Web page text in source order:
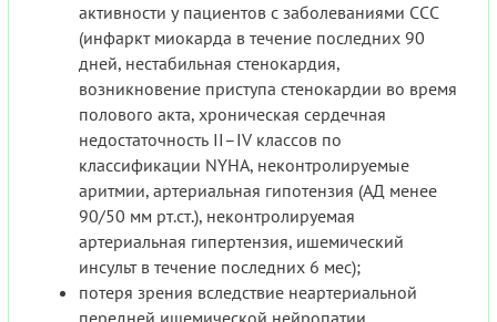
активности у пациентов с заболеваниями ССС
(инфаркт миокарда в течение последних 90
дней, нестабильная стенокардия,
возникновение приступа стенокардии во время
полового акта, хроническая сердечная
недостаточность II–IV классов по
классификации NYHA, неконтролируемые
аритмии, артериальная гипотензия (АД менее
90/50 мм рт.ст.), неконтролируемая
артериальная гипертензия, ишемический
инсульт в течение последних 6 мес);
потеря зрения вследствие неартериальной